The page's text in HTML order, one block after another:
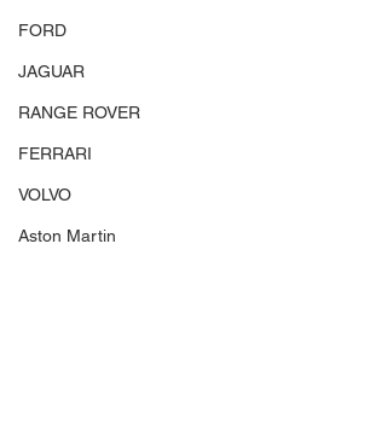
FORD
JAGUAR
RANGE ROVER
FERRARI
VOLVO
Aston Martin